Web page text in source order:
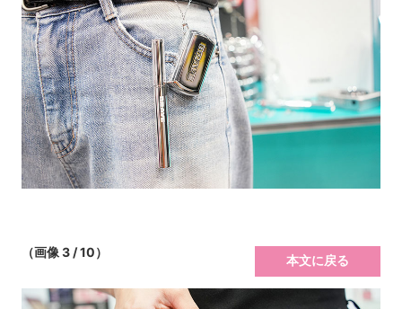
（画像 3 / 10）
本文に戻る